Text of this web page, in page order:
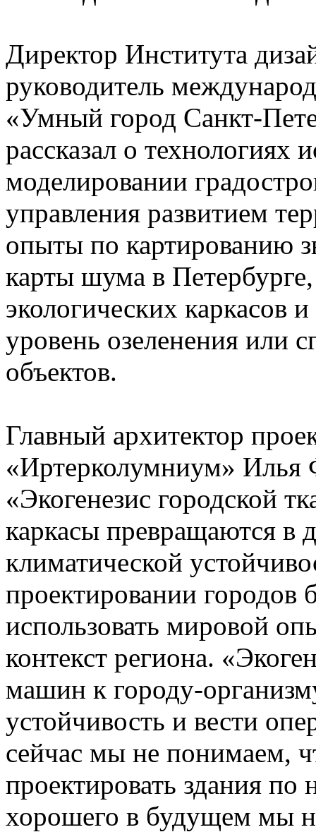
Директор Института
руководитель
«Умный город Санкт-
рассказал о технологиях
моделировании
управления развитием
опыты по картированию
карты шума в
экологических
уровень озеленения или
объектов.
Главный архитектор
«Иртерколумниум» Илья
«Экогенезис городской
каркасы превращаются в
климатической
проектировании городов
использовать мировой
контекст региона.
машин к городу-
устойчивость и вести
сейчас мы не понимаем,
проектировать здания
хорошего в будущем мы